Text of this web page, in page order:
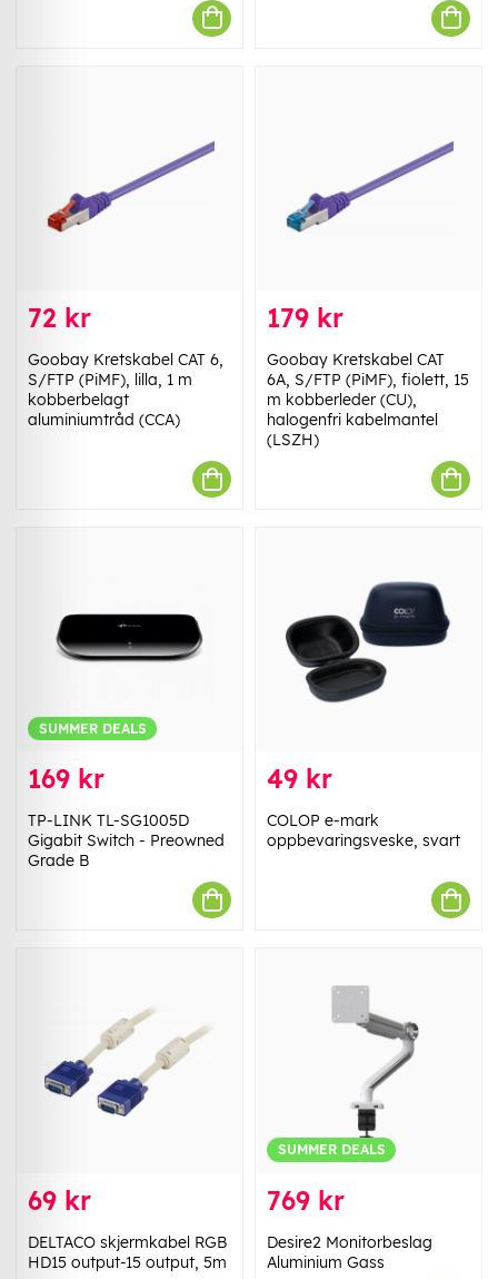
72 kr
Goobay Kretskabel CAT 6,
S/FTP (PiMF), lilla, 1 m
kobberbelagt
aluminiumtråd (CCA)
179 kr
Goobay Kretskabel CAT
6A, S/FTP (PiMF), fiolett, 15
m kobberleder (CU),
halogenfri kabelmantel
(LSZH)
SUMMER DEALS
169 kr
TP-LINK TL-SG1005D
Gigabit Switch - Preowned
Grade B
49 kr
COLOP e-mark
oppbevaringsveske, svart
69 kr
DELTACO skjermkabel RGB
HD15 output-15 output, 5m
SUMMER DEALS
769 kr
Desire2 Monitorbeslag
Aluminium Gass